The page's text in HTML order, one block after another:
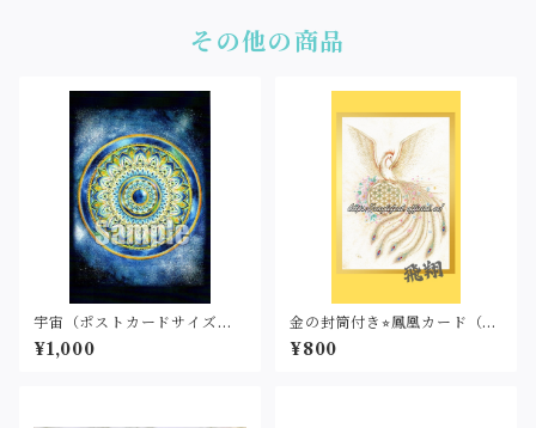
その他の商品
宇宙（ポストカードサイズ・
印刷）
¥1,000
金の封筒付き⭐︎鳳凰カード（名
刺サイズ・印刷）
¥800